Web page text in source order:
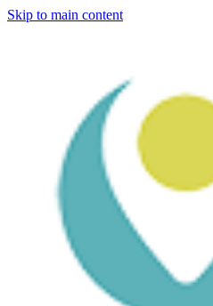
Skip to main content